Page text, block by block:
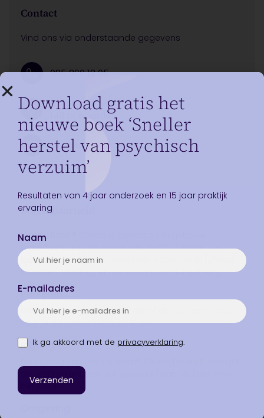
Contact
Vind ons via onderstaande gegevens
085 800 18 05
IJsselmeerweg 100D
1411 DL Naarden
info@happybrainclinics.com
Bereikbaarheid
Happy Brain® Clinics is gevestigd in gebouw
Waterfront, aan de oever van het Gooimeer. De
locatie is zeer goed bereikbaar vanaf de A1 (afslag
Naarden-Vesting) en de A6 (afslag Muiderberg).
Parkeren
Parkeren kan gratis op P2. Vanaf de parkeerplaats
volg je de bordjes ‘Happy Brain’.
Ingang
de rechterkant van het gebouw (aan de kant van
het water).
Download gratis het
nieuwe boek ‘Sneller
herstel van psychisch
verzuim’
Resultaten van 4 jaar onderzoek en 15 jaar praktijk
ervaring
Naam
E-mailadres
Ik ga akkoord met de privacyverklaring.